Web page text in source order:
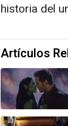
historia del
Artículos